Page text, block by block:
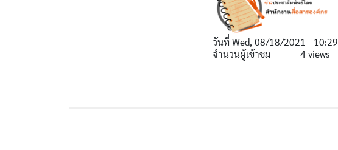
วันที่Wed, 08/18/2021 - 10:29
จำนวนผู้เข้าชม
4 views